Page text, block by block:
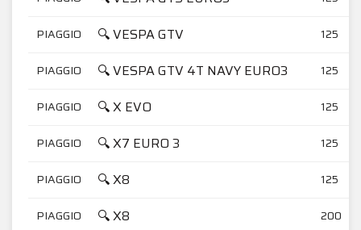
PIAGGIO 🔍 VESPA GTV 125
PIAGGIO 🔍 VESPA GTV 4T NAVY EURO3 125
PIAGGIO 🔍 X EVO 125
PIAGGIO 🔍 X7 EURO 3 125
PIAGGIO 🔍 X8 125
PIAGGIO 🔍 X8 200